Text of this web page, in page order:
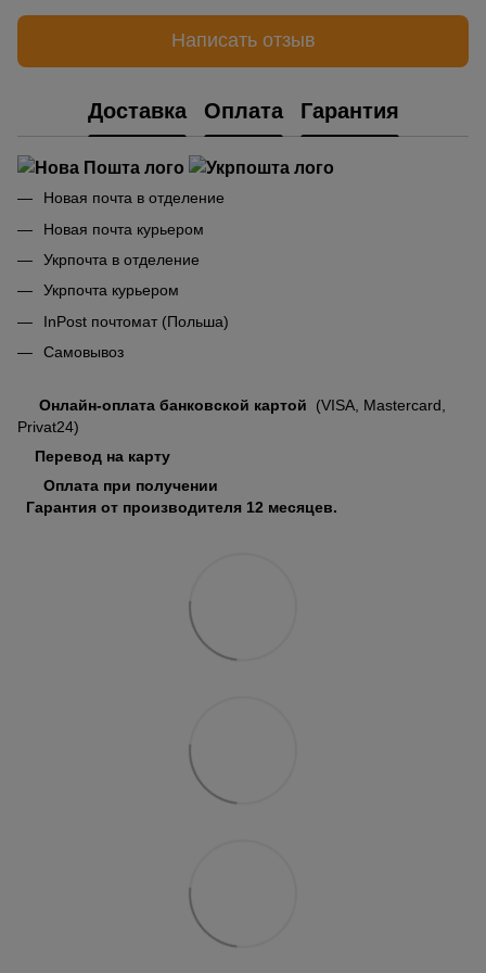
Написать отзыв
Доставка Оплата Гарантия
Новая почта в отделение
Новая почта курьером
Укрпочта в отделение
Укрпочта курьером
InPost почтомат (Польша)
Самовывоз
Онлайн-оплата банковской картой
(VISA, Mastercard,
Privat24)
Перевод на карту
Оплата при получении
Гарантия от производителя 12 месяцев.